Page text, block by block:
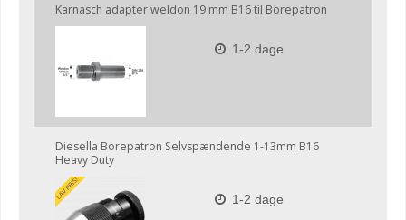
Karnasch adapter weldon 19 mm B16 til Borepatron
1-2 dage
Diesella Borepatron Selvspændende 1-13mm B16
Heavy Duty
1-2 dage